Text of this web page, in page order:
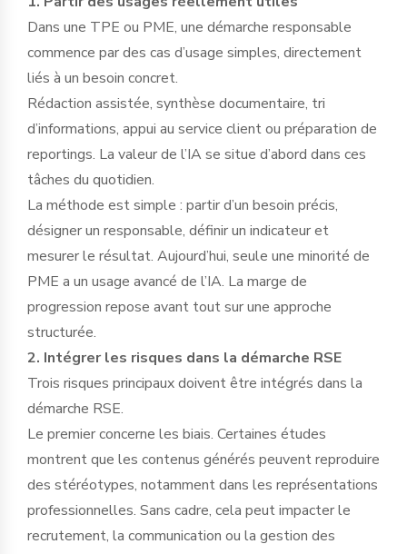
Dans une TPE ou PME, une démarche responsable
commence par des cas d’usage simples, directement
liés à un besoin concret.
Rédaction assistée, synthèse documentaire, tri
d’informations, appui au service client ou préparation de
reportings. La valeur de l’IA se situe d’abord dans ces
tâches du quotidien.
La méthode est simple : partir d’un besoin précis,
désigner un responsable, définir un indicateur et
mesurer le résultat. Aujourd’hui, seule une minorité de
PME a un usage avancé de l’IA. La marge de
progression repose avant tout sur une approche
structurée.
2. Intégrer les risques dans la démarche RSE
Trois risques principaux doivent être intégrés dans la
démarche RSE.
Le premier concerne les biais. Certaines études
montrent que les contenus générés peuvent reproduire
des stéréotypes, notamment dans les représentations
professionnelles. Sans cadre, cela peut impacter le
recrutement, la communication ou la gestion des